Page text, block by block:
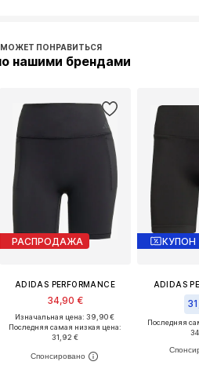
МОЖЕТ ПОНРАВИТЬСЯ
нашими брендами
РАСПРОДАЖА
ADIDAS PERFORMANCE
34,90 €
Изначальная цена: 39,90 €
Последняя самая низкая цена:
31,92 €
КУПОН
ADIDAS
Последняя